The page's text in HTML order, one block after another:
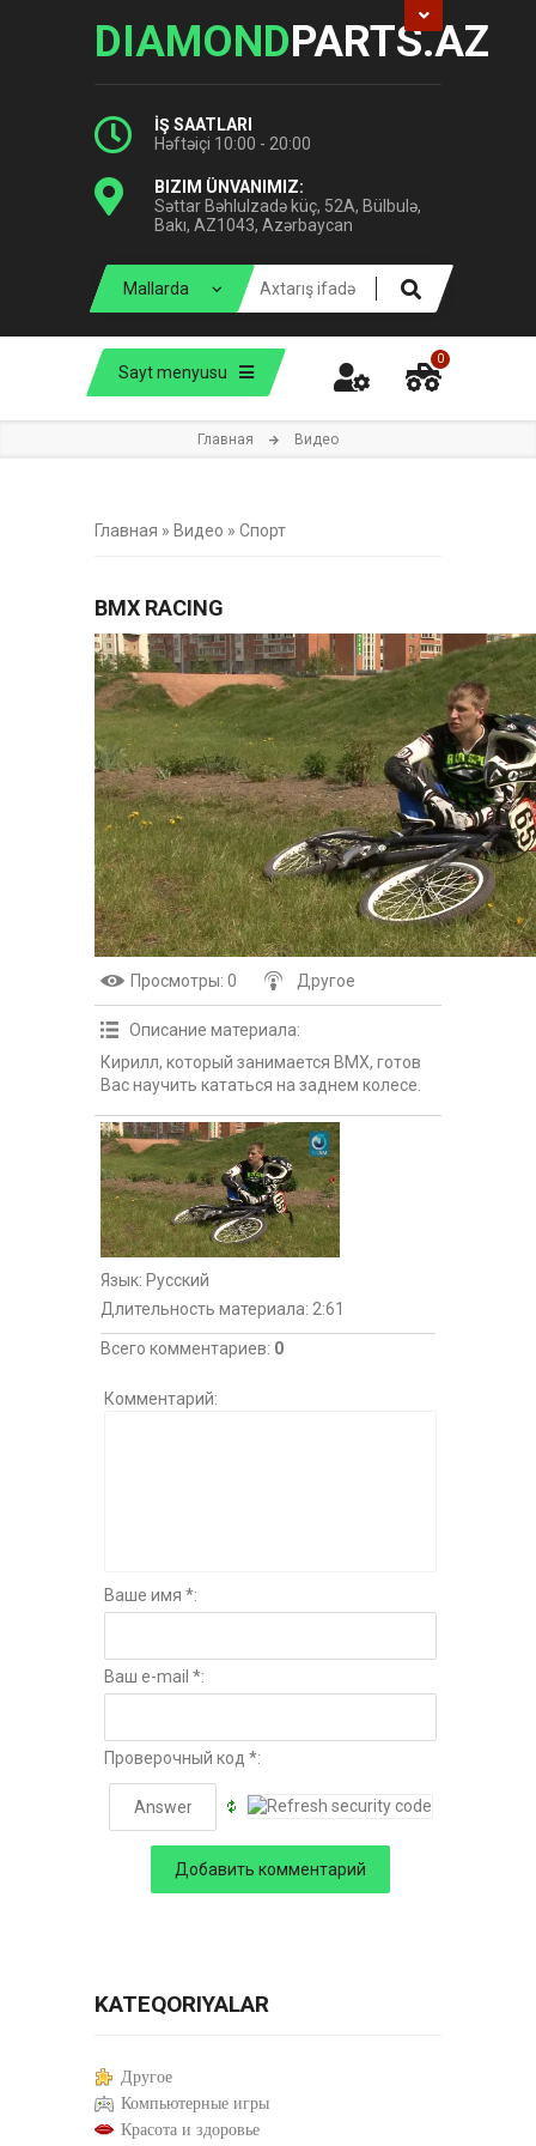
DIAMONDPARTS.AZ
İŞ SAATLARI
Həftəiçi 10:00 - 20:00
BIZIM ÜNVANIMIZ:
Səttar Bəhlulzadə küç, 52A, Bülbulə,
Bakı, AZ1043, Azərbaycan
Sayt menyusu
0
Главная Видео
Главная » Видео » Спорт
BMX RACING
Просмотры: 0 Другое
Описание материала:
Кирилл, который занимается BMX, готов
Вас научить кататься на заднем колесе.
Язык: Русский
Длительность материала: 2:61
Всего комментариев: 0
Комментарий:
Ваше имя *:
Ваш e-mail *:
Проверочный код *:
KATEQORIYALAR
Другое
Компьютерные игры
Красота и здоровье